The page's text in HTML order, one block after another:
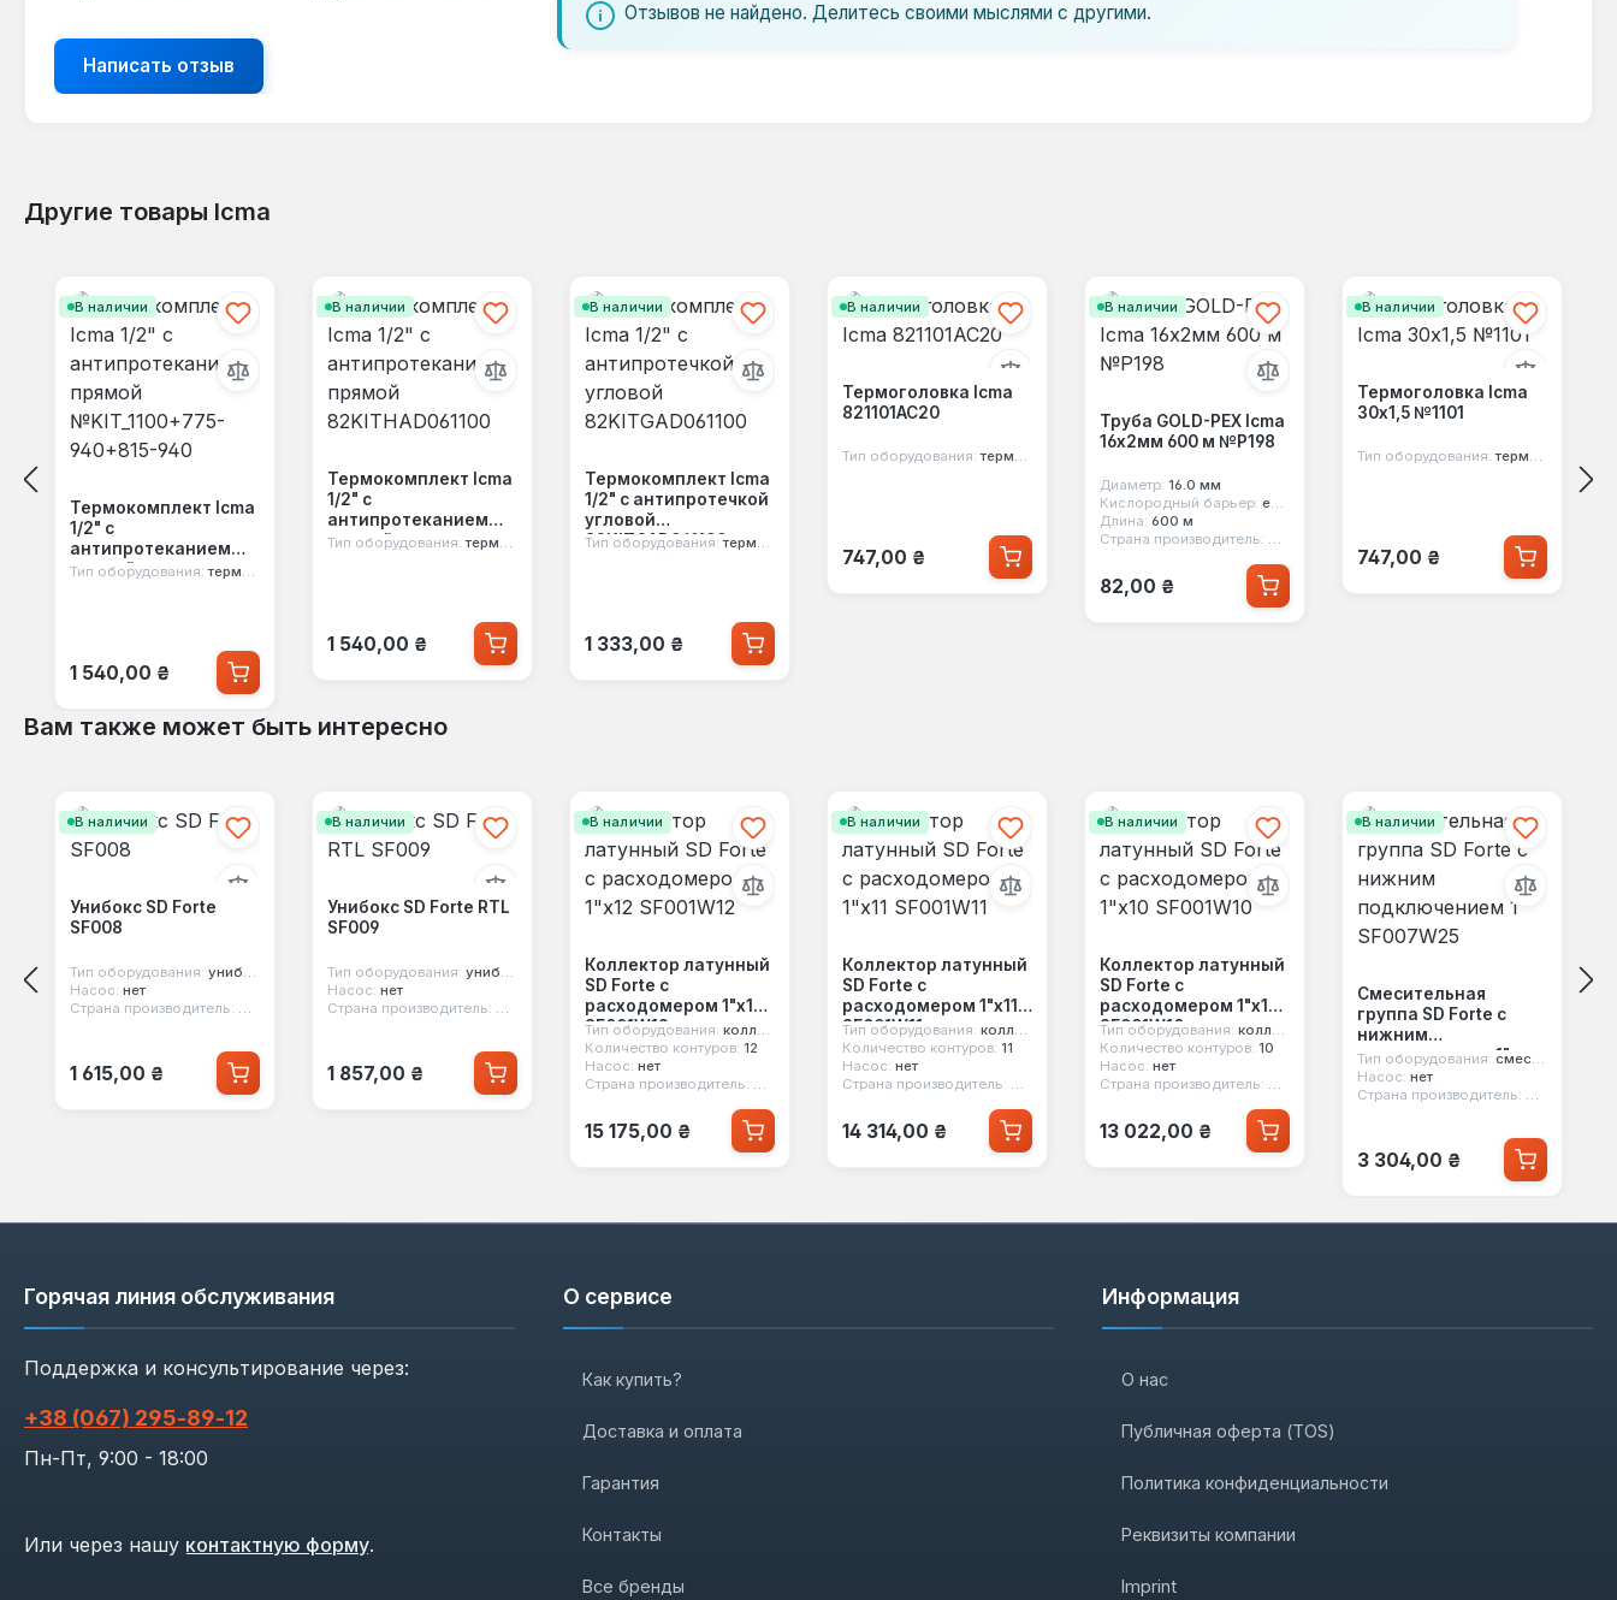
Написать отзыв
Отзывов не найдено. Делитесь своими мыслями с другими.
Другие товары Icma
В наличии
Термокомплект Icma
1/2" с
антипротеканием
прямой
Тип оборудования: термоголовка
Обычная цена:
1 540,00 ₴
В наличии
Термокомплект Icma
1/2" с
антипротеканием
прямой
Тип оборудования: термостатический комплект
Обычная цена:
1 540,00 ₴
В наличии
Термокомплект Icma
1/2" с антипротечкой
угловой
82KITGAD061100
Тип оборудования: термостатический комплект
Обычная цена:
1 333,00 ₴
В наличии
Термоголовка Icma
821101AC20
Тип оборудования: термоголовка
Обычная цена:
747,00 ₴
В наличии
Труба GOLD-PEX Icma
16х2мм 600 м №P198
Диаметр: 16.0 мм
Кислородный барьер: есть
Длина: 600 м
Страна производитель: Италия
Обычная цена:
82,00 ₴
В наличии
Термоголовка Icma
30х1,5 №1101
Тип оборудования: термоголовка
Обычная цена:
747,00 ₴
Вам также может быть интересно
В наличии
Унибокс SD Forte
SF008
Тип оборудования: унибокс
Насос: нет
Страна производитель:
Обычная цена:
1 615,00 ₴
В наличии
Унибокс SD Forte RTL
SF009
Тип оборудования: унибокс
Насос: нет
Страна производитель:
Обычная цена:
1 857,00 ₴
В наличии
Коллектор латунный
SD Forte с
расходомером 1"х12
SF001W12
Тип оборудования: коллектор
Количество контуров: 12
Насос: нет
Страна производитель:
Обычная цена:
15 175,00 ₴
В наличии
Коллектор латунный
SD Forte с
расходомером 1"х11
SF001W11
Тип оборудования: коллектор
Количество контуров: 11
Насос: нет
Страна производитель:
Обычная цена:
14 314,00 ₴
В наличии
Коллектор латунный
SD Forte с
расходомером 1"х10
SF001W10
Тип оборудования: коллектор
Количество контуров: 10
Насос: нет
Страна производитель:
Обычная цена:
13 022,00 ₴
В наличии
Смесительная
группа SD Forte с
нижним
подключением 1"
SF007W25
Тип оборудования: смесительная группа
Насос: нет
Страна производитель:
Обычная цена:
3 304,00 ₴
Горячая линия обслуживания
Поддержка и консультирование через:
+38 (067) 295‑89‑12
Пн-Пт, 9:00 - 18:00
Или через нашу контактную форму.
О сервисе
Как купить?
Доставка и оплата
Гарантия
Контакты
Все бренды
Информация
О нас
Публичная оферта (TOS)
Политика конфиденциальности
Реквизиты компании
Imprint